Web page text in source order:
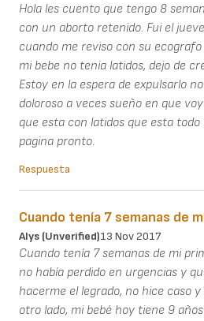
Hola les cuento que tengo 8
con un aborto retenido. Fui el
cuando me reviso con su
mi bebe no tenia latidos, dejo de
Estoy en la espera de expulsarlo
doloroso a veces sueño en que
que esta con latidos que esta
pagina pronto.
Respuesta
Cuando tenía 7 semanas de
Alys (unverified)13 Nov 2017
Cuando tenía 7 semanas de mi
no había perdido en urgencias y
hacerme el legrado, no hice caso
otro lado, mi bebé hoy tiene 9